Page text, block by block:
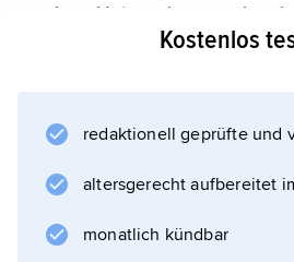
eines Unternehmens
Materialien (bewegliche
zählen zur
Steuerung und
Materialflusses für
vorteilhaft erweist, hat zum
Kostenlos
redaktionell geprüfte und
altersgerecht aufbereitet
monatlich kündbar